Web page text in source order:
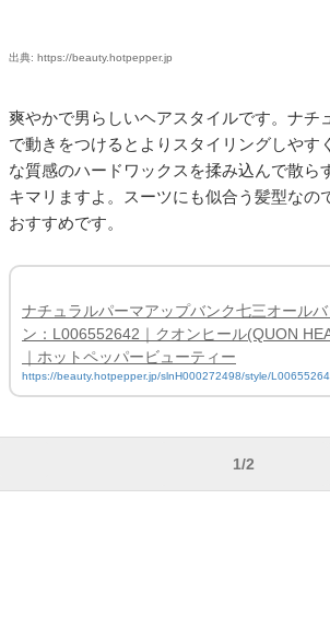
出典: https://beauty.hotpepper.jp
爽やかで男らしいヘアスタイルです。ナチ
で動きをつけるとよりスタイリングしやす
な質感のハードワックスを揉み込んで散ら
キマリますよ。スーツにも似合う髪型なの
おすすめです。
ナチュラルパーマアップバンク七三オール
ン：L006552642｜クオンヒール(QUON
｜ホットペッパービューティー
https://beauty.hotpepper.jp/slnH000272498/style/
1/2